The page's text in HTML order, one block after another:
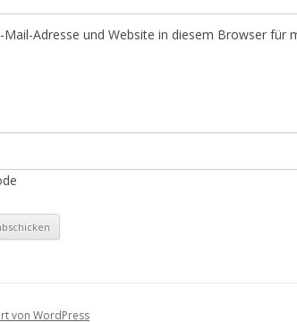
Mail-Adresse und Website in diesem Browser für
von WordPress